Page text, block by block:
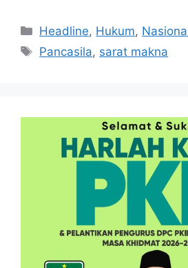
Kategori
Headline, Hukum,
Tag
Pancasila, sarat makna